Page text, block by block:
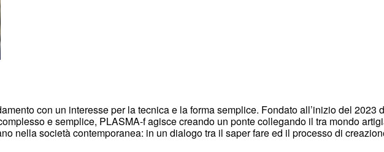
con un interesse per la tecnica e la forma semplice. Fondato all’inizio del 2023
e semplice, PLASMA-f agisce creando un ponte collegando il tra mondo
nella società contemporanea: in un dialogo tra il saper fare ed il processo di